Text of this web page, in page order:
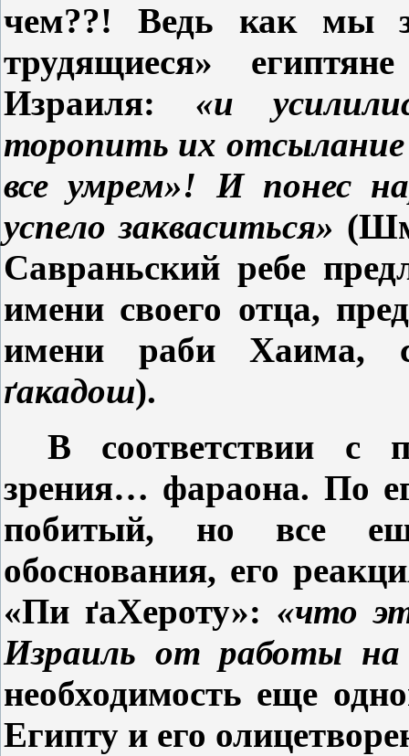
чем??! Ведь как мы
трудящиеся»
Израиля: «и
торопить их
все умрем»! И понес
успело закваситься»
Савраньский ребе
имени своего отца,
имени раби Хаима,
ґакадош).
В соответствии с
зрения… фараона. По
побитый, но все
обоснования, его
«Пи ґаХероту»: «что
Израиль от работы
необходимость еще
Египту и его